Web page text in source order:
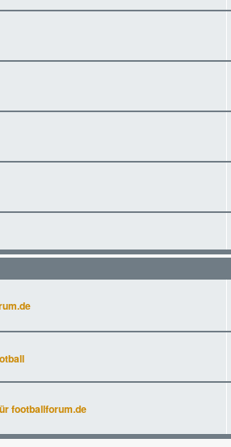
footballforum.de